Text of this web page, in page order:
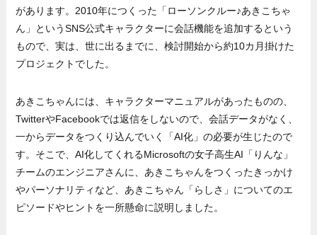
があります。2010年につくった「ローソンクルー♪あきこちゃ
ん」というSNS公式キャラクターに会話機能を追加するという
もので、実は、世に出るまでに、検討開始から約10カ月掛けた
プロジェクトでした。
あきこちゃんには、キャラクターマニュアルがあったものの、
TwitterやFacebookでは返信をしないので、会話データがなく、
一からデータをつくり込んでいく「AI化」の必要が生じたので
す。そこで、AI化してくれるMicrosoftの女子高生AI「りんな」
チームのエンジニアさんに、あきこちゃんをつくったきっかけ
やパーソナリティなど、あきこちゃん「らしさ」についてのエ
ピソードやヒントを一所懸命に説明しました。